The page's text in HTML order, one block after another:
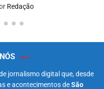
Redação
jornalismo digital que, desde
e acontecimentos deSão